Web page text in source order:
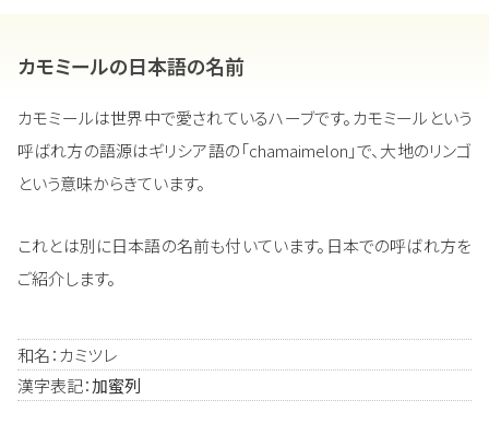
カモミールの日本語の名前
カモミールは世界中で愛されているハーブです。カモミールという
呼ばれ方の語源はギリシア語の「chamaimelon」で、大地のリンゴ
という意味からきています。
これとは別に日本語の名前も付いています。日本での呼ばれ方を
ご紹介します。
和名：カミツレ
漢字表記：加蜜列